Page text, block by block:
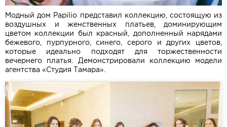
Модный дом Papilio представил коллекцию, состоящую из
воздушных и женственных платьев, доминирующим
цветом коллекции был красный, дополненный нарядами
бежевого, пурпурного, синего, серого и других цветов,
которые идеально подходят для торжественности
вечернего платья. Демонстрировали коллекцию модели
агентства «Студия Тамара».